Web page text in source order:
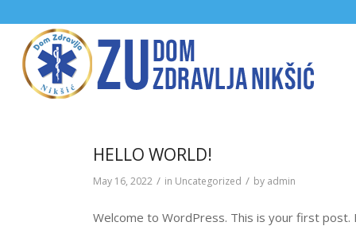
HELLO WORLD!
May 16, 2022 / in Uncategorized / by admin
Welcome to WordPress. This is your first